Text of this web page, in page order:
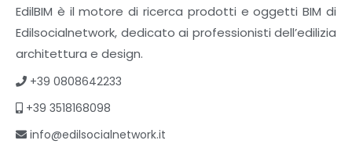
EdilBIM è il motore di ricerca prodotti e oggetti BIM di
Edilsocialnetwork, dedicato ai professionisti dell’edilizia
architettura e design.
+39 0808642233
+39 3518168098
info@edilsocialnetwork.it